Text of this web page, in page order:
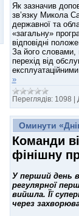
Як зазначив
зв’язку Микола
державної та
«загальну»
відповідні
За його
перехід від
»
Переглядів: 1098 |
Оминути
Команди
фінішну
У перший день
регулярної
вийшла. Її
через